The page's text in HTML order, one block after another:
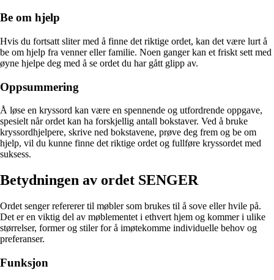
Be om hjelp
Hvis du fortsatt sliter med å finne det riktige ordet, kan det være lurt å
be om hjelp fra venner eller familie. Noen ganger kan et friskt sett med
øyne hjelpe deg med å se ordet du har gått glipp av.
Oppsummering
Å løse en kryssord kan være en spennende og utfordrende oppgave,
spesielt når ordet kan ha forskjellig antall bokstaver. Ved å bruke
kryssordhjelpere, skrive ned bokstavene, prøve deg frem og be om
hjelp, vil du kunne finne det riktige ordet og fullføre kryssordet med
suksess.
Betydningen av ordet SENGER
Ordet senger refererer til møbler som brukes til å sove eller hvile på.
Det er en viktig del av møblementet i ethvert hjem og kommer i ulike
størrelser, former og stiler for å imøtekomme individuelle behov og
preferanser.
Funksjon